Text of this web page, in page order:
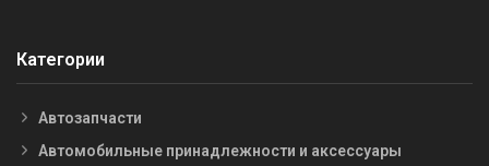
Категории
Автозапчасти
Автомобильные принадлежности и аксессуары